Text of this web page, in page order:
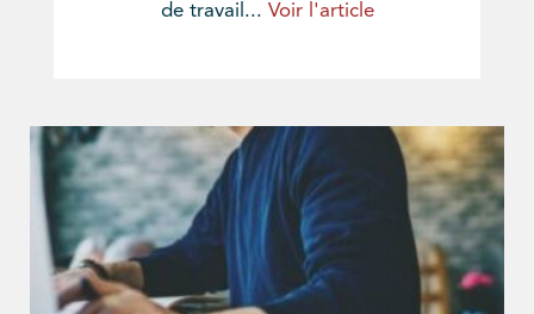
de travail... Voir l'article